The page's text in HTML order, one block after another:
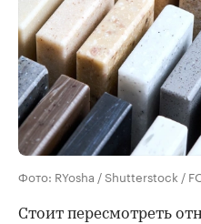
Фото: RYosha / Shutterstock /
Стоит пересмотреть